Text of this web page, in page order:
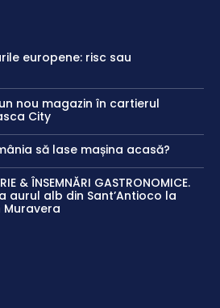
europene: risc sau
nou magazin în cartierul
City
să lase mașina acasă?
& ÎNSEMNĂRI GASTRONOMICE.
aurul alb din Sant’Antioco la